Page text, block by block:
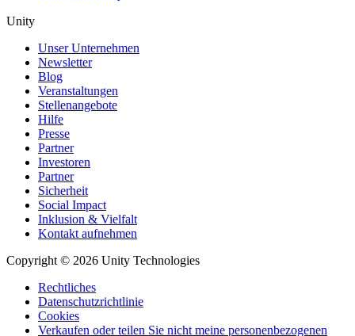
Unity
Unser Unternehmen
Newsletter
Blog
Veranstaltungen
Stellenangebote
Hilfe
Presse
Partner
Investoren
Partner
Sicherheit
Social Impact
Inklusion & Vielfalt
Kontakt aufnehmen
Copyright © 2026 Unity Technologies
Rechtliches
Datenschutzrichtlinie
Cookies
Verkaufen oder teilen Sie nicht meine personenbezogenen